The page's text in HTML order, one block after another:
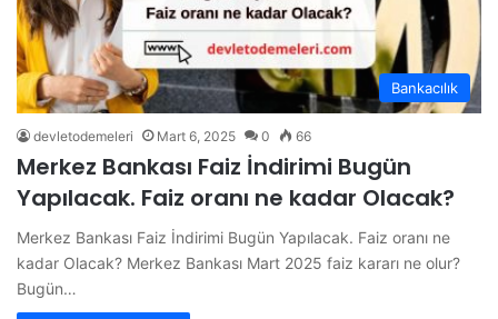
Bankacılık
devletodemeleri Mart 6, 2025 0 66
Merkez Bankası Faiz İndirimi Bugün
Yapılacak. Faiz oranı ne kadar Olacak?
Merkez Bankası Faiz İndirimi Bugün Yapılacak. Faiz oranı ne
kadar Olacak? Merkez Bankası Mart 2025 faiz kararı ne olur?
Bugün…